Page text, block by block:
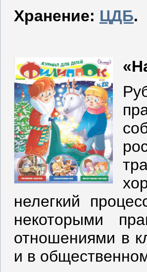
Хранение: ЦДБ.
нелегкий
некоторыми
отношениями в
и в